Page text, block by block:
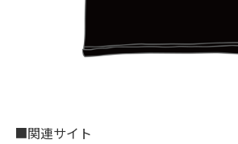
■関連サイト